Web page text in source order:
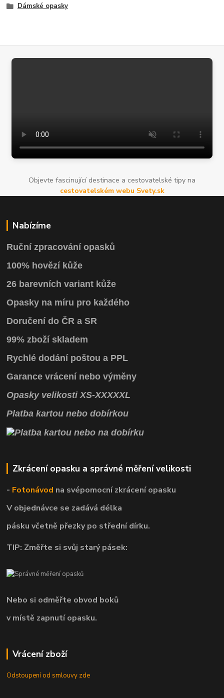
Dámské opasky
Objevte fascinující destinace a cestovatelské tipy na
cestovatelském webu Svety.sk
Nabízíme
Ruční zpracování opasků
100% hovězí kůže
26 barevních variant kůže
Opasky na míru pro každého
Doručení do ČR a SR
99% zboží skladem
Rychlé dodání poštou a PPL
Garance vrácenínebo výměny
OpaskyvelikostiXS-XXXXXL
Platba kartou nebo dobírkou
Zkrácení opasku a správné měření velikosti
- Fotonávod na svépomocnízkrácení opasku
V objednávce se zadává délka
pásku včetně přezky po střední dírku.
TIP: Změřte si svůj starý pásek:
Nebo si odměřte obvod boků
v místě zapnutí opasku.
Vrácení zboží
Odstoupení od smlouvy zde